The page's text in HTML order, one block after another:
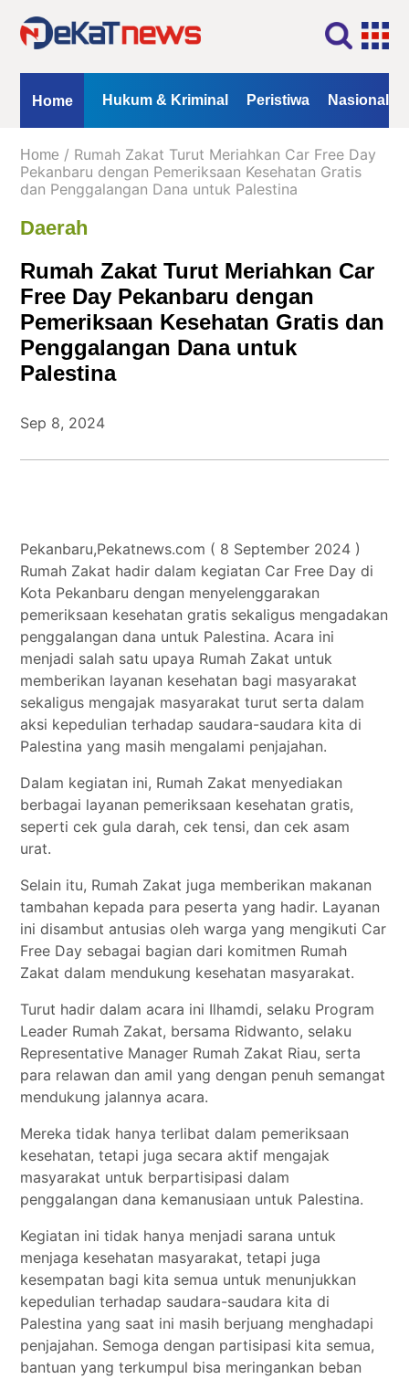
Home
Kanal
Berita
Hukum
&
Peristiwa
Nasional
Daerah
Politik
Tokoh
Olahraga
Opini Hukum & Kriminal Peristiwa Nasional
Home
Home / Rumah Zakat Turut Meriahkan Car Free Day
Pekanbaru dengan Pemeriksaan Kesehatan Gratis
dan Penggalangan Dana untuk Palestina
Daerah
Rumah Zakat Turut Meriahkan Car
Free Day Pekanbaru dengan
Pemeriksaan Kesehatan Gratis dan
Penggalangan Dana untuk
Palestina
Sep 8, 2024
Pekanbaru,Pekatnews.com ( 8 September 2024 )
Rumah Zakat hadir dalam kegiatan Car Free Day di
Kota Pekanbaru dengan menyelenggarakan
pemeriksaan kesehatan gratis sekaligus mengadakan
penggalangan dana untuk Palestina. Acara ini
menjadi salah satu upaya Rumah Zakat untuk
memberikan layanan kesehatan bagi masyarakat
sekaligus mengajak masyarakat turut serta dalam
aksi kepedulian terhadap saudara-saudara kita di
Palestina yang masih mengalami penjajahan.
Dalam kegiatan ini, Rumah Zakat menyediakan
berbagai layanan pemeriksaan kesehatan gratis,
seperti cek gula darah, cek tensi, dan cek asam
urat.
Selain itu, Rumah Zakat juga memberikan makanan
tambahan kepada para peserta yang hadir. Layanan
ini disambut antusias oleh warga yang mengikuti Car
Free Day sebagai bagian dari komitmen Rumah
Zakat dalam mendukung kesehatan masyarakat.
Turut hadir dalam acara ini Ilhamdi, selaku Program
Leader Rumah Zakat, bersama Ridwanto, selaku
Representative Manager Rumah Zakat Riau, serta
para relawan dan amil yang dengan penuh semangat
mendukung jalannya acara.
Mereka tidak hanya terlibat dalam pemeriksaan
kesehatan, tetapi juga secara aktif mengajak
masyarakat untuk berpartisipasi dalam
penggalangan dana kemanusiaan untuk Palestina.
Kegiatan ini tidak hanya menjadi sarana untuk
menjaga kesehatan masyarakat, tetapi juga
kesempatan bagi kita semua untuk menunjukkan
kepedulian terhadap saudara-saudara kita di
Palestina yang saat ini masih berjuang menghadapi
penjajahan. Semoga dengan partisipasi kita semua,
bantuan yang terkumpul bisa meringankan beban